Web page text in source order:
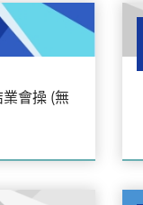
會操 (無